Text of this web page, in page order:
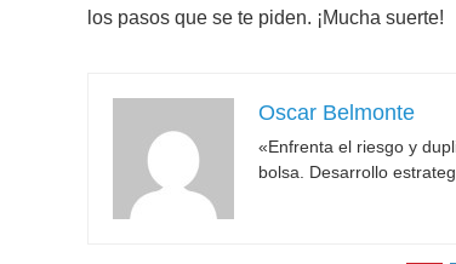
los pasos que se te piden. ¡Mucha suerte!
Oscar Belmonte
«Enfrenta el riesgo y
bolsa. Desarrollo